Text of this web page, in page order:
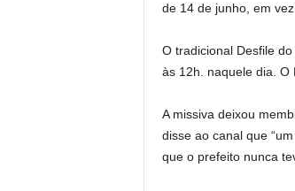
de 14 de junho, em
O tradicional Desfile
às 12h. naquele dia. O
A missiva deixou
disse ao canal que
que o prefeito nunca